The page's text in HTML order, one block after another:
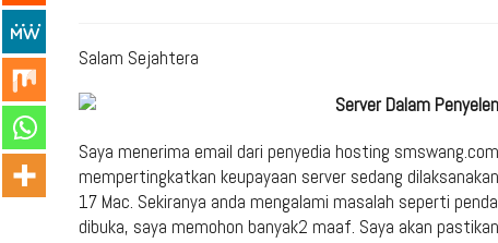
Salam Sejahtera
Server Dalam
Saya menerima email dari penyedia hosting
mempertingkatkan keupayaan server sedang
17 Mac. Sekiranya anda mengalami masalah seperti
dibuka, saya memohon banyak2 maaf. Saya akan